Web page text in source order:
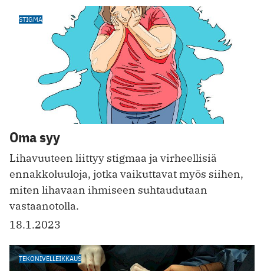
STIGMA
Oma syy
Lihavuuteen liittyy stigmaa ja virheellisiä
ennakkoluuloja, jotka vaikuttavat myös siihen,
miten lihavaan ihmiseen suhtaudutaan
vastaanotolla.
18.1.2023
TEKONIVELLEIKKAUS